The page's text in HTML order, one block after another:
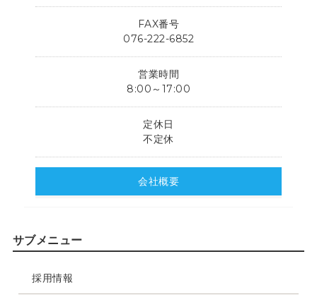
FAX番号
076-222-6852
営業時間
8:00～17:00
定休日
不定休
会社概要
サブメニュー
採用情報